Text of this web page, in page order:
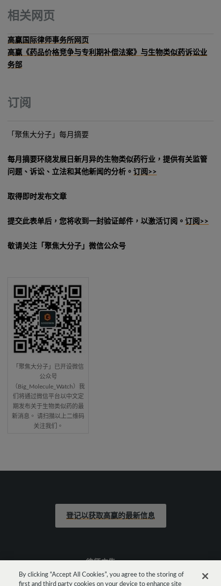
相关网页
高赢国际律师事务所网页
高赢《药品价格竞争与专利期补偿法案》与生物类似药诉讼业
务部
订阅
「聚焦大分子」每月摘要
每月摘要环绕发展日新月异的生物类似药行业，提供有关监管
问题、诉讼、立法和其他新闻的分析。 订阅>>
取得即时发布文章
提交此表单后，您将收到一封验证邮件，以激活订阅。 订阅>>
敬请关注「聚焦大分子」微信公众号
「聚焦大分子」已开设微信
公众号
（Big_Molecule_Watch）我
们将通过微信平台以中文定
期发布关于生物类似药的最
新消息。 请扫描以上二维码
关注我们。
登记以获取高赢的最新信息
律师广告
By clicking “Accept All Cookies”, you agree to the storing of
first and third party cookies on your device to enhance site